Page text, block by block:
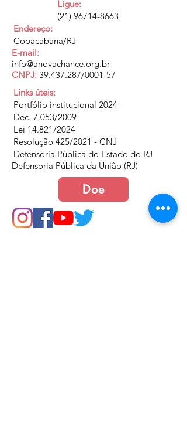
Ligue:
(21) 96714-8663
Endereço:
Copacabana/RJ
E-mail:
info@anovachance.org.br
CNPJ: 39.437.287/0001-57
Links úteis:
Portfólio institucional 2024
Dec. 7.053/2009
Lei 14.821/2024
Resolução 425/2021 - CNJ
Defensoria Pública do Estado do RJ
Defensoria Pública da União (RJ)
Doe